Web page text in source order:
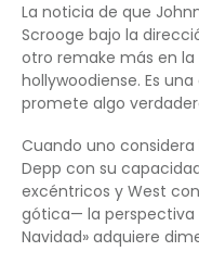
La noticia de que
Scrooge bajo la
otro remake más en
hollywoodiense. Es
promete algo
Cuando uno
Depp con su
excéntricos y West
gótica— la perspectiva
Navidad» adquiere